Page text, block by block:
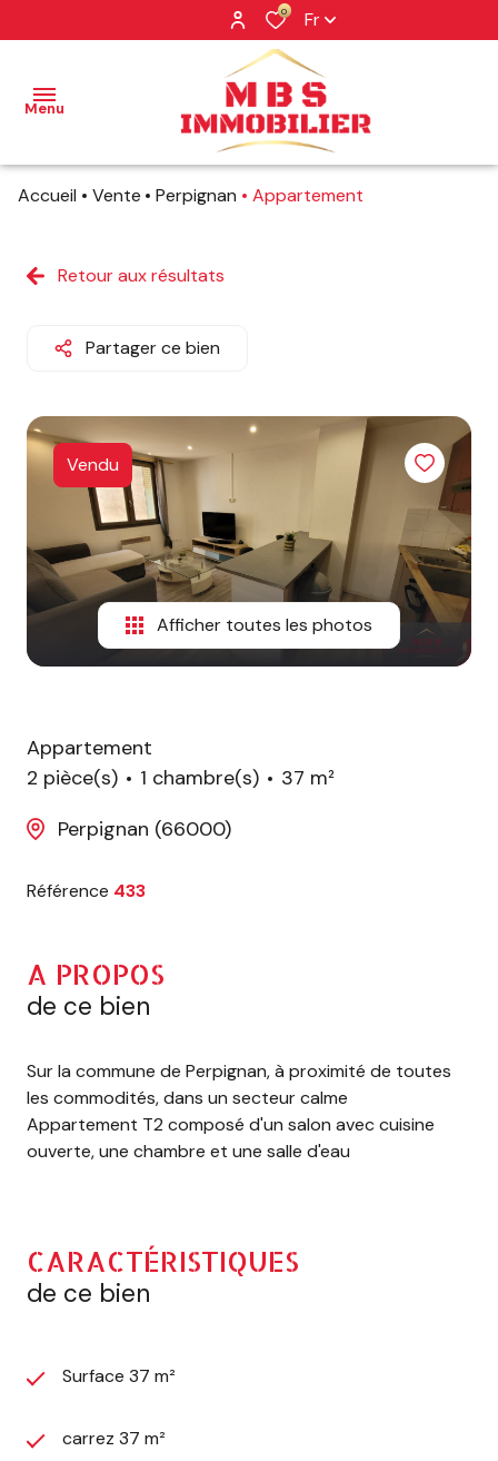
0 Fr
Menu
NOS
VENDUS
NOTRE
AGENCE
ESTIMATION
CONTACT
Accueil Vente Perpignan Appartement
Retour aux résultats
Partager ce bien
Vendu
Afficher toutes les photos
Appartement
2 pièce(s)
1 chambre(s)
37 m²
Perpignan (66000)
Référence 433
A PROPOS
de ce bien
Sur la commune de Perpignan, à proximité de toutes
les commodités, dans un secteur calme
Appartement T2 composé d'un salon avec cuisine
ouverte, une chambre et une salle d'eau
CARACTÉRISTIQUES
de ce bien
Surface 37 m²
carrez 37 m²